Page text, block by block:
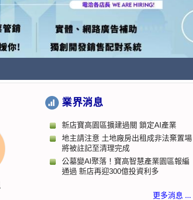
業界消息
新店寶高園區擴建過關 鎖定AI產業
地主請注意 土地廠房出租成非法棄置場
將被註記至清理完成
公墓變AI聚落！寶高智慧產業園區報編
通過 新店再迎300億投資利多
更多消息 ...